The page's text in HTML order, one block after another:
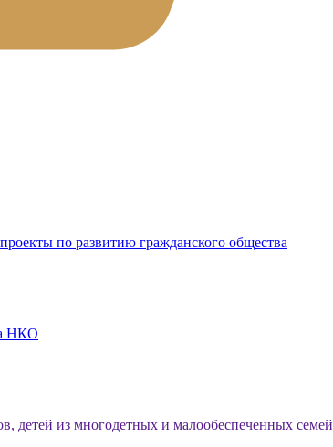
по развитию гражданского общества
НКО
детей из многодетных и малообеспеченных семей